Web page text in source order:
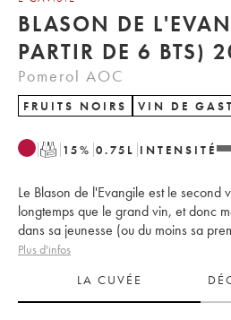
BLASON DE
PARTIR DE 6 BTS)
Pomerol AOC
FRUITS NOIRS VIN DE
T 15% 0.75 L INTENSITÉ
Le Blason de l'Evangile est le second
longtemps que le grand vin, et donc
dans sa jeunesse (ou du moins sa
Plus d'infos
LA CUVÉE